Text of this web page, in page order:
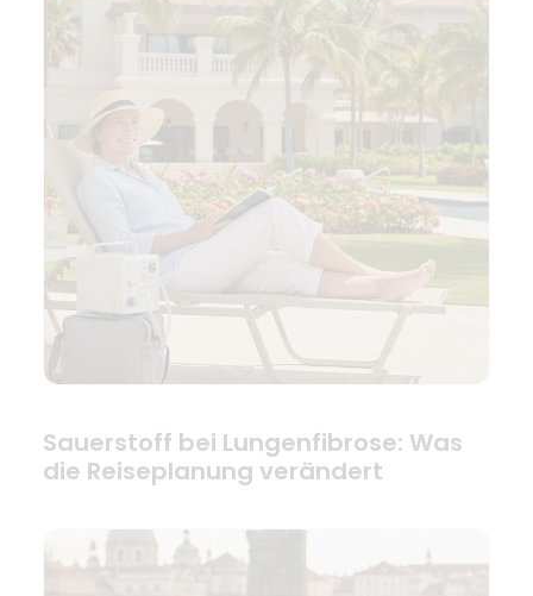
Sauerstoff bei Lungenfibrose: Was
die Reiseplanung verändert